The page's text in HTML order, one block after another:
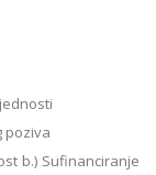
poziva
b.) Sufinanciranje